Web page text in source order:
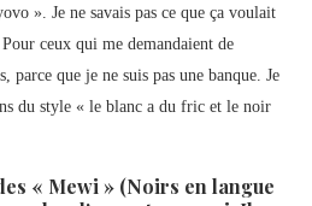
». Je ne savais pas ce que ça voulait
ceux qui me demandaient de
parce que je ne suis pas une banque. Je
du style « le blanc a du fric et le noir
« Mewi » (Noirs en langue